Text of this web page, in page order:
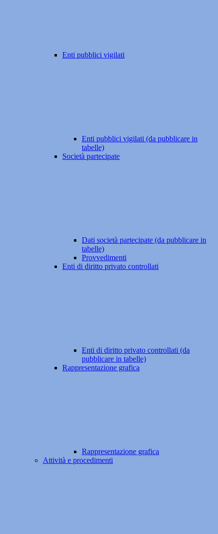
Enti pubblici vigilati
Enti pubblici vigilati (da pubblicare in
tabelle)
Società partecipate
Dati società partecipate (da pubblicare in
tabelle)
Provvedimenti
Enti di diritto privato controllati
Enti di diritto privato controllati (da
pubblicare in tabelle)
Rappresentazione grafica
Rappresentazione grafica
Attività e procedimenti